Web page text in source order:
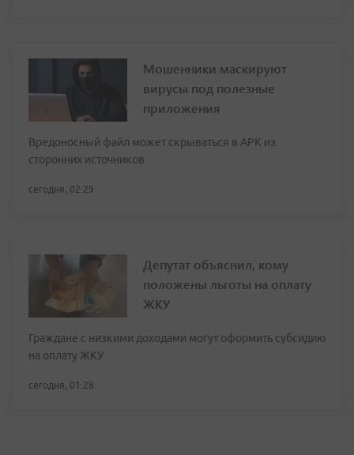
Мошенники маскируют
вирусы под полезные
приложения
Вредоносный файл может скрываться в APK из
сторонних источников
сегодня, 02:29
Депутат объяснил, кому
положены льготы на оплату
ЖКУ
Граждане с низкими доходами могут оформить субсидию
на оплату ЖКУ
сегодня, 01:28